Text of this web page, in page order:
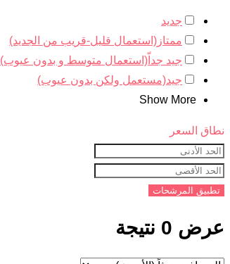
جديد
ممتاز(استعمال قليل-قريب من الجديد)
جيد جداّ(استعمال متوسط و بدون عيوب)
جيد(مستعمل ولكن بدون عيوب)
Show More
نطاق السعر
تطبيق المرشحات
عرض 0 نتيجة